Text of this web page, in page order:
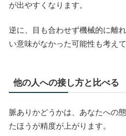
が出やすくなります。
逆に、目も合わせず機械的に離
い意味がなかった可能性も考え
他の人への接し方と比べる
脈ありかどうかは、あなたへの
たほうが精度が上がります。